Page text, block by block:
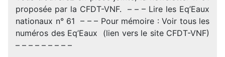
proposée par la CFDT-VNF. – – – Lire les Eq’Eaux
nationaux n° 61 – – – Pour mémoire : Voir tous les
numéros des Eq’Eaux (lien vers le site CFDT-VNF)
– – – – – – – – –